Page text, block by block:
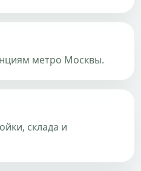
метро Москвы.
склада и